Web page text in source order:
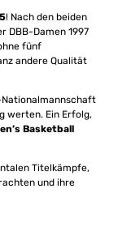
! Nach den beiden
DBB-Damen 1997
fünf
andere Qualität
werten. Ein Erfolg,
Basketball
Titelkämpfe,
und ihre